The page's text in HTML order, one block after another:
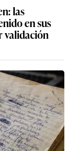
las
en sus
validación